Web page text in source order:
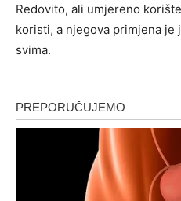
Redovito, ali umjereno
koristi, a njegova primjena je
svima.